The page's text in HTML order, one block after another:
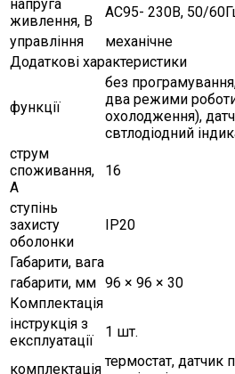
напруга
живлення, В
AC95- 230В, 50/
управління
механічне
Додаткові характеристики
функції
без
два режими роботи
охолодження),
свтлодіодний
струм
споживання,
А
16
ступінь
захисту
оболонки
ІР20
Габарити, вага
габарити, мм 96 × 96 × 30
Комплектація
інструкція з
експлуатації
1 шт.
комплектація термостат, датчик